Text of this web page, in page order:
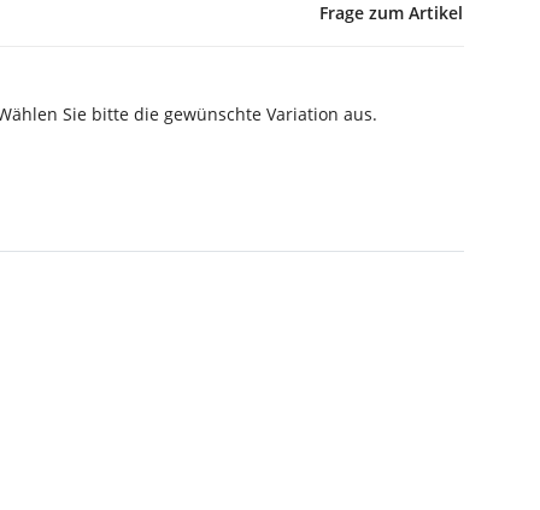
Frage zum Artikel
Sie bitte die gewünschte Variation aus.